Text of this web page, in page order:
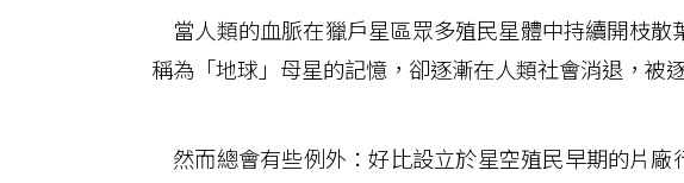
當人類的血脈在獵戶星區眾多殖民星體中持續開枝散
稱為「地球」母星的記憶，卻逐漸在人類社會消退，被
然而總會有些例外：好比設立於星空殖民早期的片